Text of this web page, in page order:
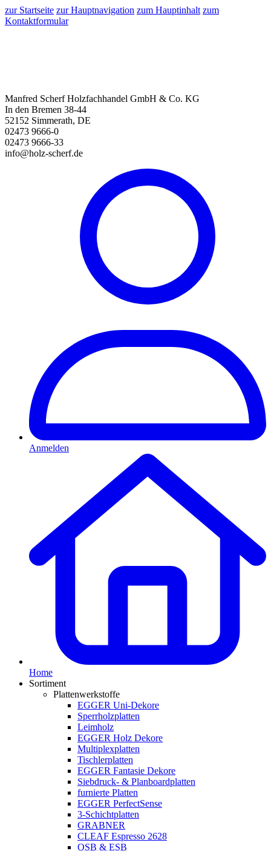
zur Startseite zur Hauptnavigation zum Hauptinhalt zum
Kontaktformular
Manfred Scherf Holzfachhandel GmbH & Co. KG
In den Bremen 38-44
52152 Simmerath, DE
02473 9666-0
02473 9666-33
info@holz-scherf.de
Anmelden
Home
Sortiment
Plattenwerkstoffe
EGGER Uni-Dekore
Sperrholzplatten
Leimholz
EGGER Holz Dekore
Multiplexplatten
Tischlerplatten
EGGER Fantasie Dekore
Siebdruck- & Planboardplatten
furnierte Platten
EGGER PerfectSense
3-Schichtplatten
GRABNER
CLEAF Espresso 2628
OSB & ESB